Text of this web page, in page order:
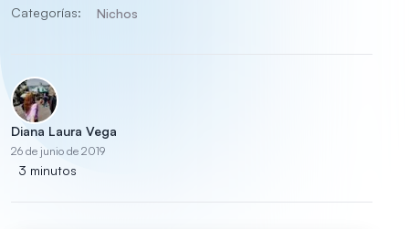
Categorías: Nichos
Diana Laura Vega
26 de junio de 2019
3 minutos